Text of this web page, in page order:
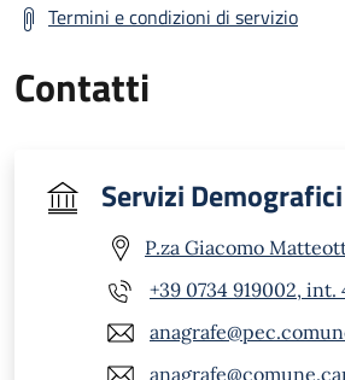
Termini e condizioni di servizio
Contatti
Servizi Demografici
P.za Giacomo
+39 0734 919002, int.